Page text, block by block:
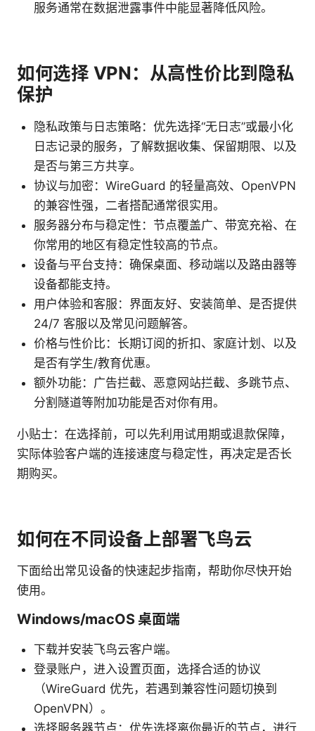
服务通常在数据泄露事件中能显著降低风险。
如何选择 VPN：从高性价比到隐私
保护
隐私政策与日志策略：优先选择“无日志”或最小化
日志记录的服务，了解数据收集、保留期限、以及
是否与第三方共享。
协议与加密：WireGuard 的轻量高效、OpenVPN
的兼容性强，二者搭配通常很实用。
服务器分布与稳定性：节点覆盖广、带宽充裕、在
你常用的地区有稳定性较高的节点。
设备与平台支持：确保桌面、移动端以及路由器等
设备都能支持。
用户体验和客服：界面友好、安装简单、是否提供
24/7 客服以及常见问题解答。
价格与性价比：长期订阅的折扣、家庭计划、以及
是否有学生/教育优惠。
额外功能：广告拦截、恶意网站拦截、多跳节点、
分割隧道等附加功能是否对你有用。
小贴士：在选择前，可以先利用试用期或退款保障，
实际体验客户端的连接速度与稳定性，再决定是否长
期购买。
如何在不同设备上部署飞鸟云
下面给出常见设备的快速起步指南，帮助你尽快开始
使用。
Windows/macOS 桌面端
下载并安装飞鸟云客户端。
登录账户，进入设置页面，选择合适的协议
（WireGuard 优先，若遇到兼容性问题切换到
OpenVPN）。